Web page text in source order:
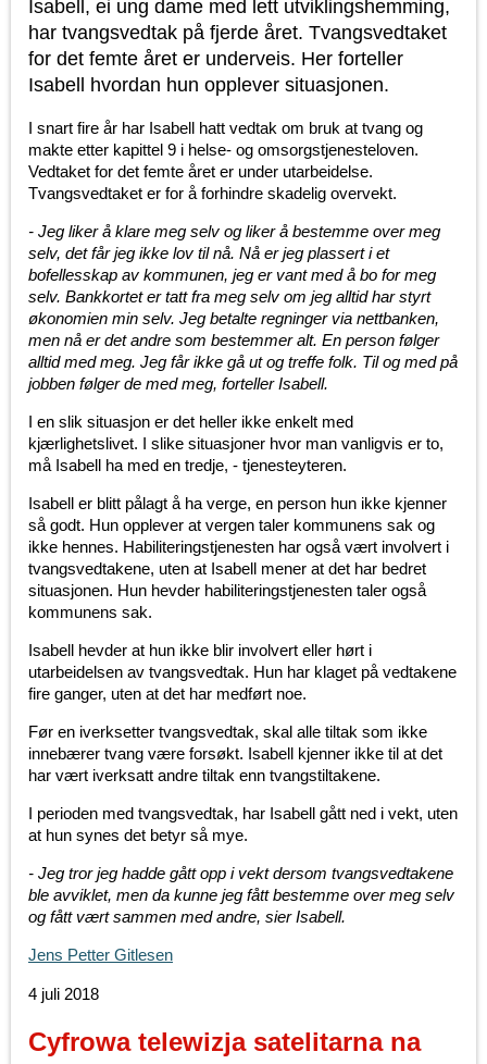
Isabell, ei ung dame med lett utviklingshemming,
har tvangsvedtak på fjerde året. Tvangsvedtaket
for det femte året er underveis. Her forteller
Isabell hvordan hun opplever situasjonen.
I snart fire år har Isabell hatt vedtak om bruk at tvang og
makte etter kapittel 9 i helse- og omsorgstjenesteloven.
Vedtaket for det femte året er under utarbeidelse.
Tvangsvedtaket er for å forhindre skadelig overvekt.
- Jeg liker å klare meg selv og liker å bestemme over meg
selv, det får jeg ikke lov til nå. Nå er jeg plassert i et
bofellesskap av kommunen, jeg er vant med å bo for meg
selv. Bankkortet er tatt fra meg selv om jeg alltid har styrt
økonomien min selv. Jeg betalte regninger via nettbanken,
men nå er det andre som bestemmer alt. En person følger
alltid med meg. Jeg får ikke gå ut og treffe folk. Til og med på
jobben følger de med meg, forteller Isabell.
I en slik situasjon er det heller ikke enkelt med
kjærlighetslivet. I slike situasjoner hvor man vanligvis er to,
må Isabell ha med en tredje, - tjenesteyteren.
Isabell er blitt pålagt å ha verge, en person hun ikke kjenner
så godt. Hun opplever at vergen taler kommunens sak og
ikke hennes. Habiliteringstjenesten har også vært involvert i
tvangsvedtakene, uten at Isabell mener at det har bedret
situasjonen. Hun hevder habiliteringstjenesten taler også
kommunens sak.
Isabell hevder at hun ikke blir involvert eller hørt i
utarbeidelsen av tvangsvedtak. Hun har klaget på vedtakene
fire ganger, uten at det har medført noe.
Før en iverksetter tvangsvedtak, skal alle tiltak som ikke
innebærer tvang være forsøkt. Isabell kjenner ikke til at det
har vært iverksatt andre tiltak enn tvangstiltakene.
I perioden med tvangsvedtak, har Isabell gått ned i vekt, uten
at hun synes det betyr så mye.
- Jeg tror jeg hadde gått opp i vekt dersom tvangsvedtakene
ble avviklet, men da kunne jeg fått bestemme over meg selv
og fått vært sammen med andre, sier Isabell.
Jens Petter Gitlesen
4 juli 2018
Cyfrowa telewizja satelitarna na